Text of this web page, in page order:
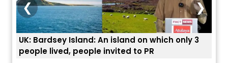
UK: Bardsey Island: An island on which only 3
people lived, people invited to PR
❮ ❯